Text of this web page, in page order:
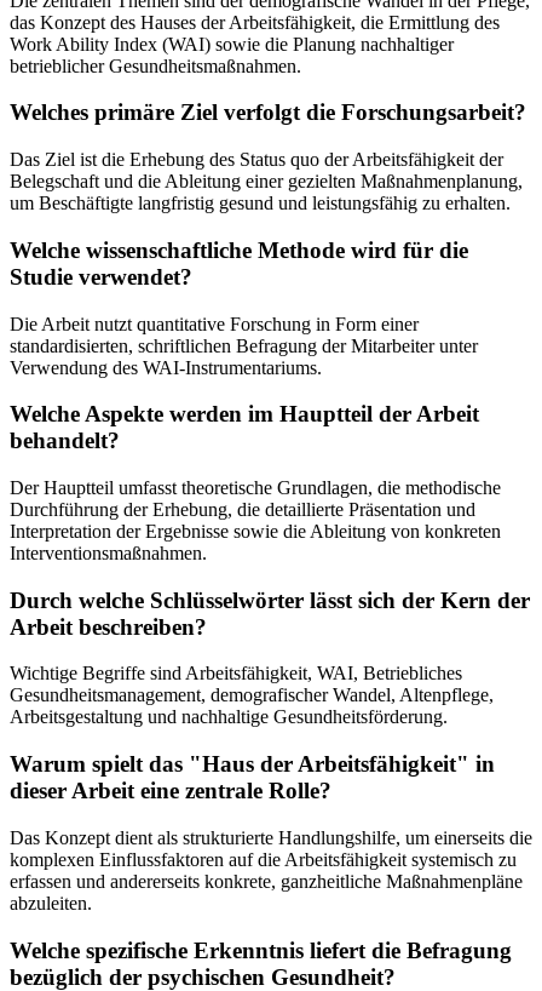
das Konzept des Hauses der Arbeitsfähigkeit, die Ermittlung des
Work Ability Index (WAI) sowie die Planung nachhaltiger
betrieblicher Gesundheitsmaßnahmen.
Welches primäre Ziel verfolgt die Forschungsarbeit?
Das Ziel ist die Erhebung des Status quo der Arbeitsfähigkeit der
Belegschaft und die Ableitung einer gezielten Maßnahmenplanung,
um Beschäftigte langfristig gesund und leistungsfähig zu erhalten.
Welche wissenschaftliche Methode wird für die
Studie verwendet?
Die Arbeit nutzt quantitative Forschung in Form einer
standardisierten, schriftlichen Befragung der Mitarbeiter unter
Verwendung des WAI-Instrumentariums.
Welche Aspekte werden im Hauptteil der Arbeit
behandelt?
Der Hauptteil umfasst theoretische Grundlagen, die methodische
Durchführung der Erhebung, die detaillierte Präsentation und
Interpretation der Ergebnisse sowie die Ableitung von konkreten
Interventionsmaßnahmen.
Durch welche Schlüsselwörter lässt sich der Kern der
Arbeit beschreiben?
Wichtige Begriffe sind Arbeitsfähigkeit, WAI, Betriebliches
Gesundheitsmanagement, demografischer Wandel, Altenpflege,
Arbeitsgestaltung und nachhaltige Gesundheitsförderung.
Warum spielt das "Haus der Arbeitsfähigkeit" in
dieser Arbeit eine zentrale Rolle?
Das Konzept dient als strukturierte Handlungshilfe, um einerseits die
komplexen Einflussfaktoren auf die Arbeitsfähigkeit systemisch zu
erfassen und andererseits konkrete, ganzheitliche Maßnahmenpläne
abzuleiten.
Welche spezifische Erkenntnis liefert die Befragung
bezüglich der psychischen Gesundheit?